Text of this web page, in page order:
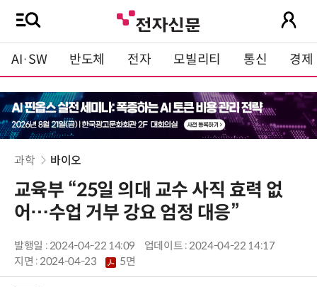
AI·SW 반도체 전자 모빌리티 통신 경제
과학 바이오
교육부 “25일 의대 교수 사직 효력 없
어…수업 거부 강요 엄정 대응”
발행일 : 2024-04-22 14:09
업데이트 : 2024-04-22 14:17
지면 :2024-04-23 5면